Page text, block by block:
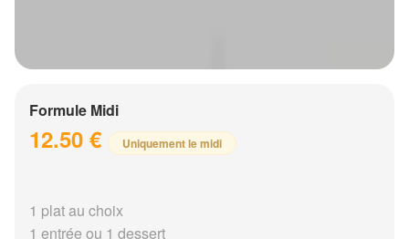
Formule Midi
12.50 € Uniquement le midi
1 plat au choix
1 entrée ou 1 dessert